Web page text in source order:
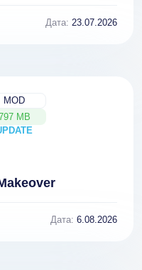
Дата: 23.07.2026
MOD
MB
NEW
Дата: 6.08.2026